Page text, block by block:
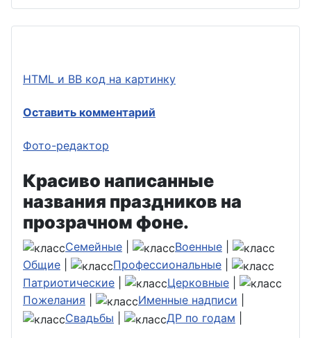
HTML и BB код на картинку
Оставить комментарий
Фото-редактор
Красиво написанные
названия праздников на
прозрачном фоне.
Семейные Военные
Общие
Профессиональные
Патриотические
Церковные
Пожелания
Именные надписи
Свадьбы
ДР по годам